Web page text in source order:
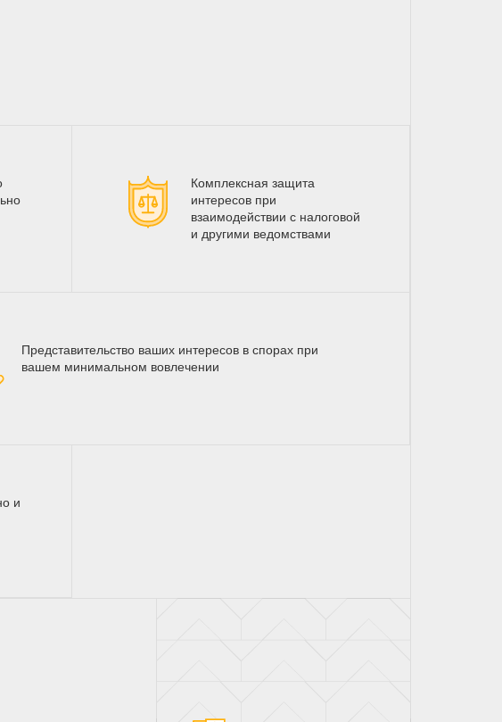
Комплексная защита
интересов при
взаимодействии с налоговой
и другими ведомствами
Представительство ваших интересов в спорах при
вашем минимальном вовлечении
и